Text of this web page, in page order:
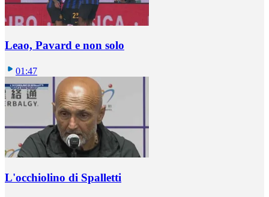
Leao, Pavard e non solo
01:47
L'occhiolino di Spalletti